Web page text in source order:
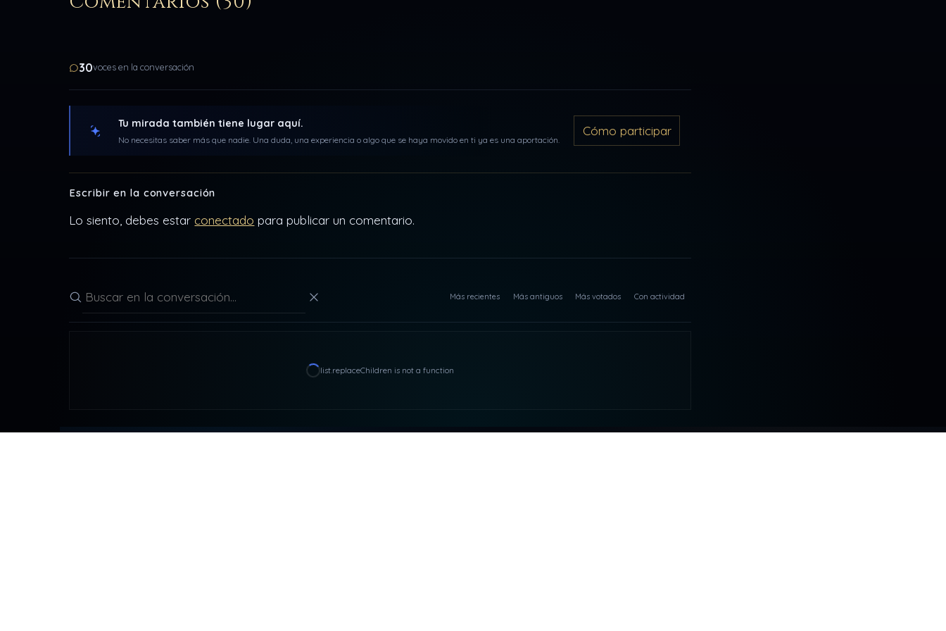
30voces en la conversación
Tu mirada también tiene lugar aquí.
No necesitas saber más que nadie. Una duda, una experiencia o algo que se haya movido en ti ya es una aportación.
Cómo participar
Escribir en la conversación
Lo siento, debes estar conectado para publicar un comentario.
Buscar en la conversación
Más recientes Más antiguos Más votados Con actividad
list.replaceChildren is not a function